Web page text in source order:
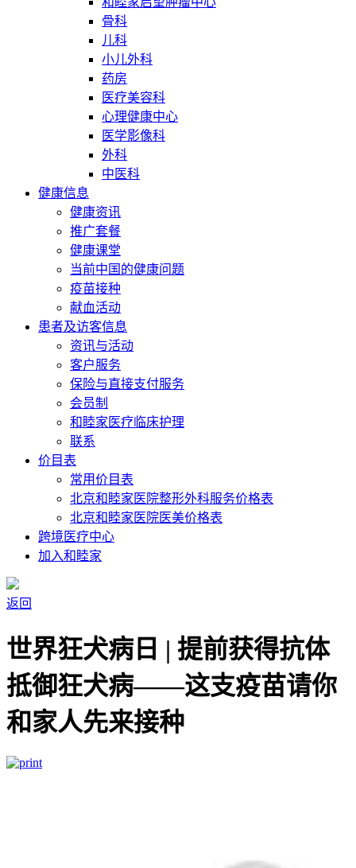
骨科
儿科
小儿外科
药房
医疗美容科
心理健康中心
医学影像科
外科
中医科
健康信息
健康资讯
推广套餐
健康课堂
当前中国的健康问题
疫苗接种
献血活动
患者及访客信息
资讯与活动
客户服务
保险与直接支付服务
会员制
和睦家医疗临床护理
联系
价目表
常用价目表
北京和睦家医院整形外科服务价格表
北京和睦家医院医美价格表
跨境医疗中心
加入和睦家
返回
世界狂犬病日 | 提前获得抗体
抵御狂犬病——这支疫苗请你
和家人先来接种